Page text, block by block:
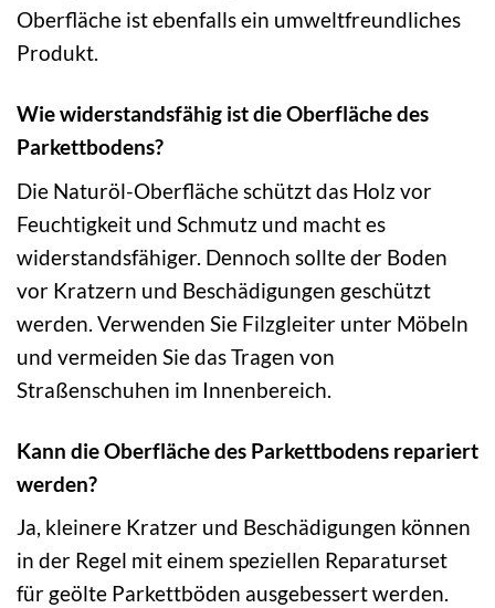
Oberfläche ist ebenfalls ein umweltfreundliches
Produkt.
Wie widerstandsfähig ist die Oberfläche des
Parkettbodens?
Die Naturöl-Oberfläche schützt das Holz vor
Feuchtigkeit und Schmutz und macht es
widerstandsfähiger. Dennoch sollte der Boden
vor Kratzern und Beschädigungen geschützt
werden. Verwenden Sie Filzgleiter unter Möbeln
und vermeiden Sie das Tragen von
Straßenschuhen im Innenbereich.
Kann die Oberfläche des Parkettbodens repariert
werden?
Ja, kleinere Kratzer und Beschädigungen können
in der Regel mit einem speziellen Reparaturset
für geölte Parkettböden ausgebessert werden.